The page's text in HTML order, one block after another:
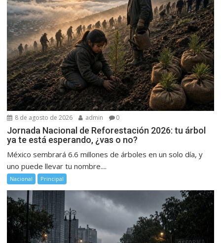
8 de agosto de 2026 admin 0
Jornada Nacional de Reforestación 2026: tu árbol
ya te está esperando, ¿vas o no?
México sembrará 6.6 millones de árboles en un solo día, y
uno puede llevar tu nombre....
Nacional Principal